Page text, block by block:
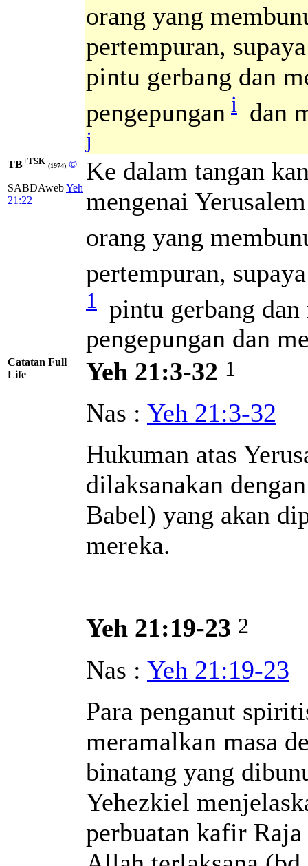
orang yang
pertempuran,
pintu gerbang dan
pengepungan i dan
j
TB+TSK (1974) ©
SABDAwebYeh
21:22
Ke dalam tangan
mengenai
orang yang
pertempuran,
1
pintu gerbang
pengepungan dan
Catatan Full
Life
Yeh 21:3-32 1
Nas : Yeh 21:3-32
Hukuman atas
dilaksanakan
Babel) yang akan
mereka.
Yeh 21:19-23 2
Nas : Yeh 21:19-23
Para penganut
meramalkan masa
binatang yang
Yehezkiel
perbuatan kafir Raja